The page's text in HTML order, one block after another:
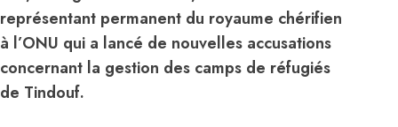
représentant permanent du royaume chérifien
à l’ONU qui a lancé de nouvelles accusations
concernant la gestion des camps de réfugiés
de Tindouf.